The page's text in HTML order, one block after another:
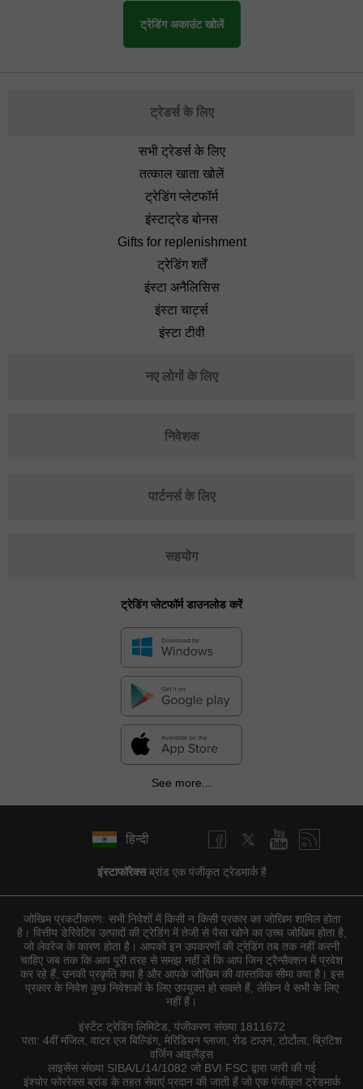
ट्रेडिंग अकाउंट खोलें
ट्रेडर्स के लिए
सभी ट्रेडर्स के लिए
तत्काल खाता खोलें
ट्रेडिंग प्लेटफॉर्म
इंस्टाट्रेड बोनस
Gifts for replenishment
ट्रेडिंग शर्तें
इंस्टा अनैलिसिस
इंस्टा चार्ट्स
इंस्टा टीवी
नए लोगों के लिए
निवेशक
पार्टनर्स के लिए
सहयोग
ट्रेडिंग प्लेटफॉर्म डाउनलोड करें
See more...
हिन्दी
इंस्टाफॉरेक्सब्रांड एक पंजीकृत ट्रेडमार्क है
जोखिम प्रकटीकरण: सभी निवेशों में किसी न किसी प्रकार का जोखिम शामिल होता
है। वित्तीय डेरिवेटिव उत्पादों की ट्रेडिंग में तेजी से पैसा खोने का उच्च जोखिम होता है,
जो लेवरेज के कारण होता है। आपको इन उपकरणों की ट्रेडिंग तब तक नहीं करनी
चाहिए जब तक कि आप पूरी तरह से समझ नहीं लें कि आप जिन ट्रैन्सैक्शन में प्रवेश
कर रहे हैं, उनकी प्रकृति क्या है और आपके जोखिम की वास्तविक सीमा क्या है। इस
प्रकार के निवेश कुछ निवेशकों के लिए उपयुक्त हो सकते हैं, लेकिन वे सभी के लिए
नहीं हैं।
इंस्टेंट ट्रेडिंग लिमिटेड, पंजीकरण संख्या 1811672
पता: 4वीं मंजिल, वाटर एज बिल्डिंग, मेरिडियन प्लाजा, रोड टाउन, टोर्टोला, ब्रिटिश
वर्जिन आइलैंड्स
लाइसेंस संख्या SIBA/L/14/1082 जो BVI FSC द्वारा जारी की गई
इंश्योर फोररेक्स ब्रांड के तहत सेवाएं प्रदान की जाती हैं जो एक पंजीकृत ट्रेडमार्क